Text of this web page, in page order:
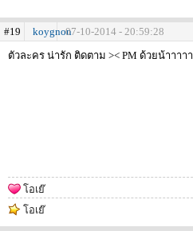
#19 koygnon07-10-2014 - 20:59:28
ตัวละคร น่ารัก ติดตาม >< PM ด้วยน้าาาาา
โอเย๊
โอเย๊